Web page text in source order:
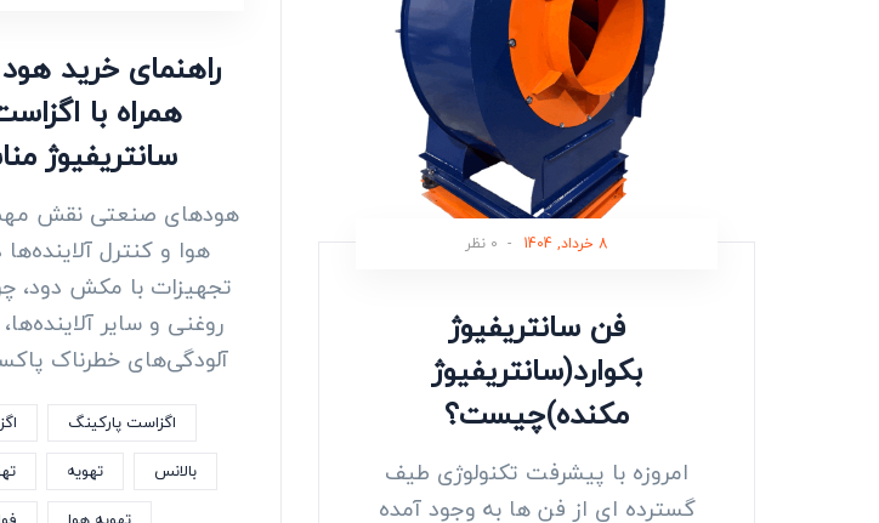
راهنمای خرید
همراه با
سانتریفیوژ
هودهای صنعتی نقش
هوا و کنترل آلاینده‌ها
تجهیزات با مکش دود،
روغنی و سایر
آلودگی‌های خطرناک
اگزاست پارکینگ
بالانس
تهویه
8 خرداد, 1404 - 0 نظر
فن سانتریفیوژ
بکوارد(سانتریفیوژ
مکنده)چیست؟
امروزه با پیشرفت تکنولوژی طیف
گسترده ای از فن ها به وجود آمده